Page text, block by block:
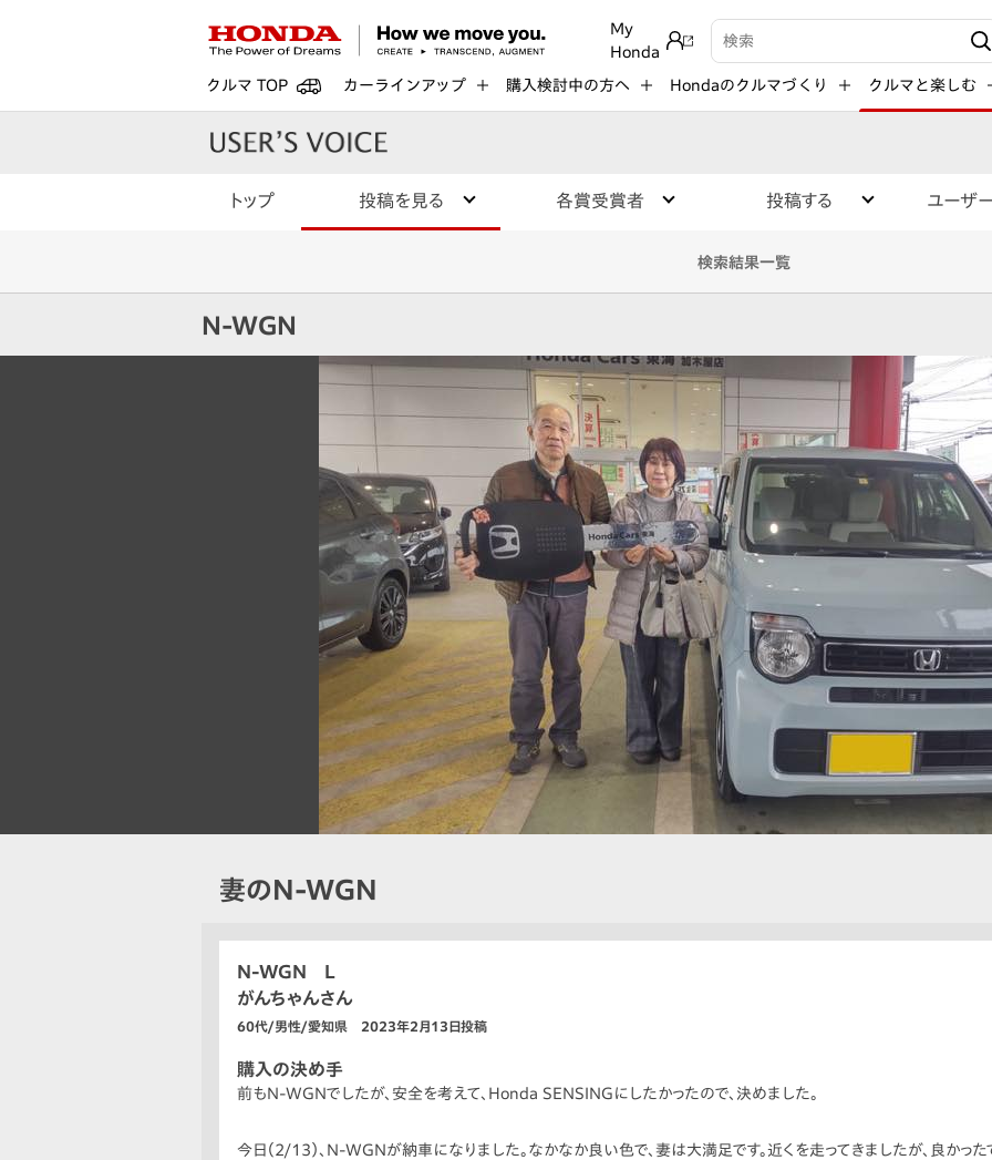
My
Honda
検索キーワード入力
クルマ TOP カーラインアップ 購入検討中の方へ Hondaのクルマづくり クルマと楽しむ
トップ 投稿を見る 各賞受賞者 投稿する ユーザ
検索結果一覧
N-WGN
妻のN-WGN
N-WGN L
がんちゃんさん
60代/男性/愛知県 2023年2月13日投稿
購入の決め手
前もN-WGNでしたが、安全を考えて、Honda SENSINGにしたかったので、決めました。
今日（2/13）、N-WGNが納車になりました。なかなか良い色で、妻は大満足です。近くを走ってきましたが、良かった